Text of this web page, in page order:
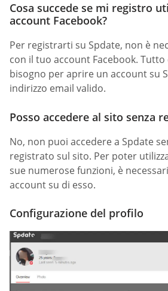
Cosa succede se mi registro
account Facebook?
Per registrarti su Spdate, non è
con il tuo account Facebook. Tutto
bisogno per aprire un account su
indirizzo email valido.
Posso accedere al sito senza
No, non puoi accedere a Spdate
registrato sul sito. Per poter
sue numerose funzioni, è
account su di esso.
Configurazione del profilo